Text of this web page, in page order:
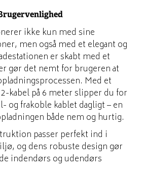
ikke kun med sine
men også med et elegant og
er skabt med et
gør det nemt for brugeren at
Med et
kabel på 6 meter slipper du for
og frakoble kablet dagligt – en
både nem og hurtig.
passer perfekt ind i
og dens robuste design gør
indendørs og udendørs